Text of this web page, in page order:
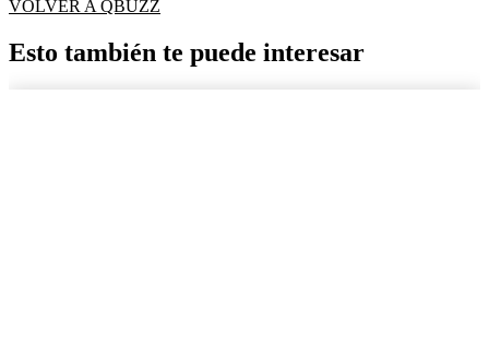
VOLVER A QBUZZ
Esto también te puede interesar